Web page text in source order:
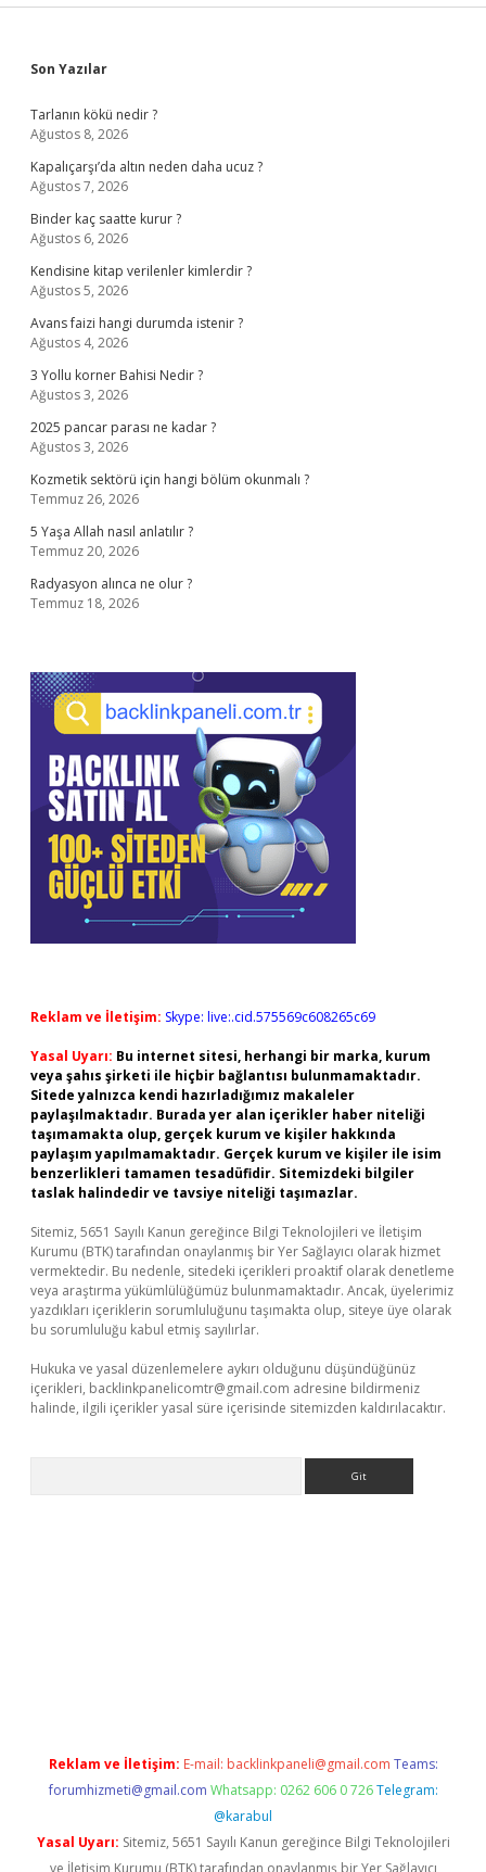
Sidebar
Son Yazılar
Tarlanın kökü nedir ?
Ağustos 8, 2026
Kapalıçarşı’da altın neden daha ucuz ?
Ağustos 7, 2026
Binder kaç saatte kurur ?
Ağustos 6, 2026
Kendisine kitap verilenler kimlerdir ?
Ağustos 5, 2026
Avans faizi hangi durumda istenir ?
Ağustos 4, 2026
3 Yollu korner Bahisi Nedir ?
Ağustos 3, 2026
2025 pancar parası ne kadar ?
Ağustos 3, 2026
Kozmetik sektörü için hangi bölüm okunmalı ?
Temmuz 26, 2026
5 Yaşa Allah nasıl anlatılır ?
Temmuz 20, 2026
Radyasyon alınca ne olur ?
Temmuz 18, 2026
Reklam ve İletişim: Skype: live:.cid.575569c608265c69
Yasal Uyarı: Bu internet sitesi, herhangi bir marka, kurum
veya şahıs şirketi ile hiçbir bağlantısı bulunmamaktadır.
Sitede yalnızca kendi hazırladığımız makaleler
paylaşılmaktadır. Burada yer alan içerikler haber niteliği
taşımamakta olup, gerçek kurum ve kişiler hakkında
paylaşım yapılmamaktadır. Gerçek kurum ve kişiler ile isim
benzerlikleri tamamen tesadüfidir. Sitemizdeki bilgiler
taslak halindedir ve tavsiye niteliği taşımazlar.
Sitemiz, 5651 Sayılı Kanun gereğince Bilgi Teknolojileri ve İletişim
Kurumu (BTK) tarafından onaylanmış bir Yer Sağlayıcı olarak hizmet
vermektedir. Bu nedenle, sitedeki içerikleri proaktif olarak denetleme
veya araştırma yükümlülüğümüz bulunmamaktadır. Ancak, üyelerimiz
yazdıkları içeriklerin sorumluluğunu taşımakta olup, siteye üye olarak
bu sorumluluğu kabul etmiş sayılırlar.
Hukuka ve yasal düzenlemelere aykırı olduğunu düşündüğünüz
içerikleri, backlinkpanelicomtr@gmail.com adresine bildirmeniz
halinde, ilgili içerikler yasal süre içerisinde sitemizden kaldırılacaktır.
Reklam ve İletişim: E-mail: backlinkpaneli@gmail.com Teams:
forumhizmeti@gmail.com Whatsapp: 0262 606 0 726 Telegram:
@karabul
Yasal Uyarı: Sitemiz, 5651 Sayılı Kanun gereğince Bilgi Teknolojileri
ve İletişim Kurumu (BTK) tarafından onaylanmış bir Yer Sağlayıcı